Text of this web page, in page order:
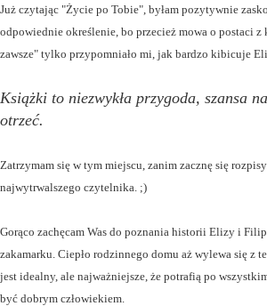
Już czytając "Życie po Tobie", byłam pozytywnie
odpowiednie określenie, bo przecież mowa o postaci
zawsze" tylko przypomniało mi, jak bardzo kibicuje
Książki to niezwykła przygoda, szansa
otrzeć.
Zatrzymam się w tym miejscu, zanim zacznę się
najwytrwalszego czytelnika. ;)
Gorąco zachęcam Was do poznania historii Elizy i
zakamarku. Ciepło rodzinnego domu aż wylewa się z
jest idealny, ale najważniejsze, że potrafią po
być dobrym człowiekiem.